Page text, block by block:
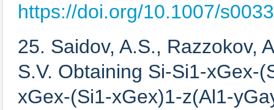
https://doi.org/10.1007/
25. Saidov, A.S., Razzokov,
S.V. Obtaining Si-Si1-xGex-
xGex-(Si1-xGex)1-z(Al1-